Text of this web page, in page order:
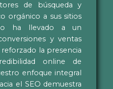
de búsqueda y
orgánico a sus sitios
ha llevado a un
y ventas
la presencia
online de
enfoque integral
el SEO demuestra